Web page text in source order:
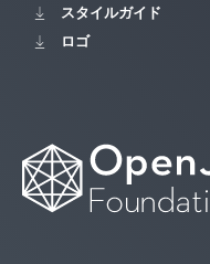
スタイルガイド
ロゴ